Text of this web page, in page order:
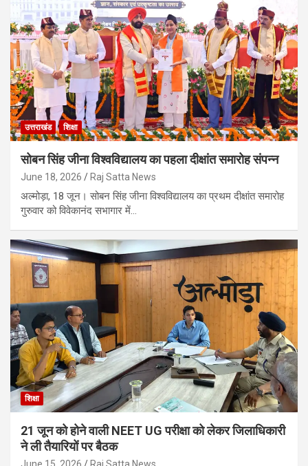
उत्तराखंड शिक्षा
सोबन सिंह जीना विश्वविद्यालय का पहला दीक्षांत समारोह संपन्न
June 18, 2026 Raj Satta News
अल्मोड़ा, 18 जून। सोबन सिंह जीना विश्वविद्यालय का प्रथम दीक्षांत समारोह
गुरुवार को विवेकानंद सभागार में…
शिक्षा
21 जून को होने वाली NEET UG परीक्षा को लेकर जिलाधिकारी
ने ली तैयारियों पर बैठक
June 15, 2026 Raj Satta News